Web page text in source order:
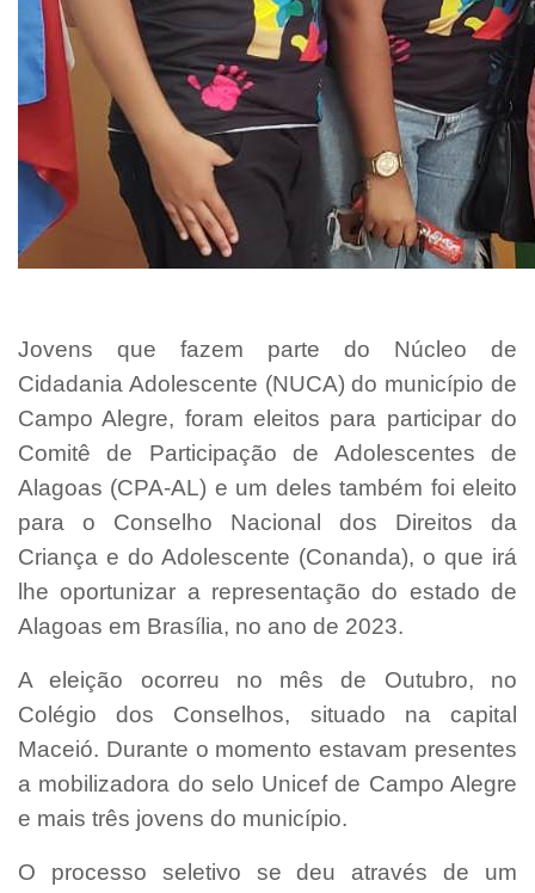
Jovens que fazem parte do Núcleo de
Cidadania Adolescente (NUCA) do município de
Campo Alegre, foram eleitos para participar do
Comitê de Participação de Adolescentes de
Alagoas (CPA-AL) e um deles também foi eleito
para o Conselho Nacional dos Direitos da
Criança e do Adolescente (Conanda), o que irá
lhe oportunizar a representação do estado de
Alagoas em Brasília, no ano de 2023.
A eleição ocorreu no mês de Outubro, no
Colégio dos Conselhos, situado na capital
Maceió. Durante o momento estavam presentes
a mobilizadora do selo Unicef de Campo Alegre
e mais três jovens do município.
O processo seletivo se deu através de um